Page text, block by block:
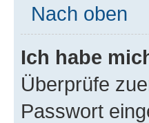
Nach oben
Ich habe
Überprüfe
Passwort